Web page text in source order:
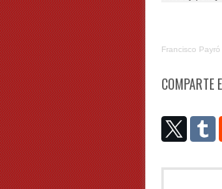
Francisco Payró
COMPARTE